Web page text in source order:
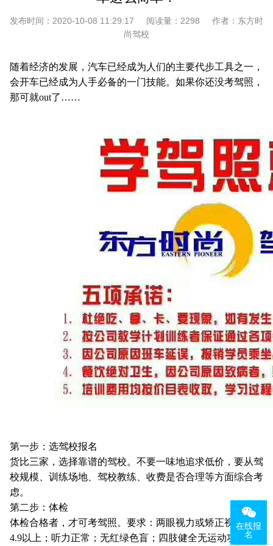
发布时间： 2020-10-08 11:29:17 阅读量： 2298 作者： 东方时
尚驾校
随着经济的发展，汽车已经成为人们的主要代步工具之一，
会开车已经成为人手必备的一门技能。如果你还没考驾照，
那可就out了……
第一步：选驾校报名
货比三家，选择靠谱的驾校。不要一味地追求低价，要从驾
校规模、训练场地、驾校教练、收费是否合理等方面综合考
虑。
第二步：体检
体检合格者，才可考驾照。要求：两眼视力或矫正视力达
4.9以上；听力正常；无红绿色盲；四肢健全无运动功能障
在线报
名